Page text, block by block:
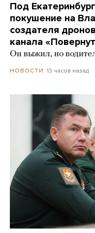
Под
покушение на
создателя
канала
Он выжил, но
НОВОСТИ 13 часов назад